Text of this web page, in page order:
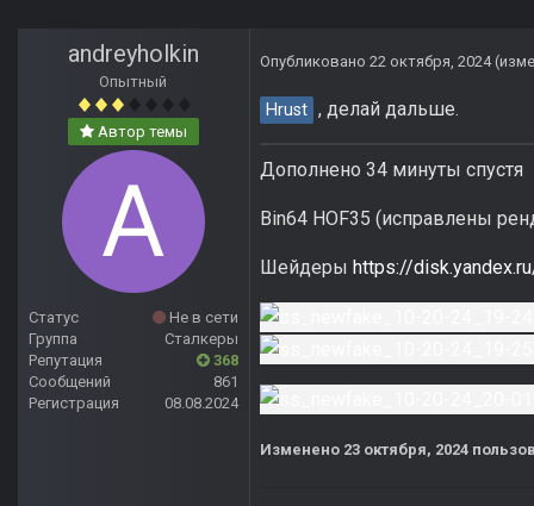
andreyholkin
Опытный
Автор темы
Статус
Не в сети
Группа
Сталкеры
Репутация
368
Сообщений
861
Регистрация
08.08.2024
Опубликовано 22 октября, 2024
Hrust , делай дальше.
Дополнено 34 минуты спустя
Bin64 HOF35 (исправлены
Шейдеры https://
Изменено 23 октября, 2024